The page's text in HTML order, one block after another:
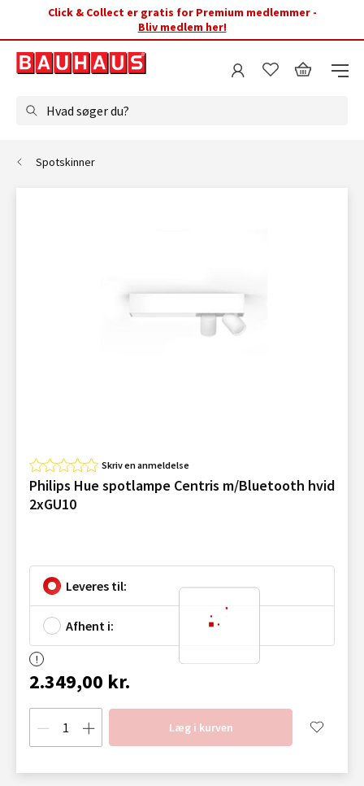
Click & Collect er gratis for Premium medlemmer -
Bliv medlem her!
Hvad søger du?
Spotskinner
Skriv en anmeldelse
Philips Hue spotlampe Centris m/Bluetooth hvid
2xGU10
Leveres til:
Afhent i:
2.349,00 kr.
Læg i kurven